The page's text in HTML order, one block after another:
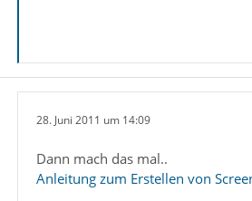
28. Juni 2011 um 14:09
Dann mach das mal..
Anleitung zum Erstellen von